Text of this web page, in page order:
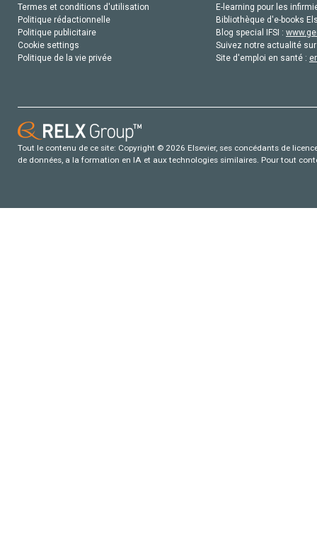
Termes et conditions d'utilisation
Politique rédactionnelle
Politique publicitaire
Cookie settings
Politique de la vie privée
E-learning pour les
Bibliothèque d'e-books
Blog special IFSI :
Suivez notre actualité
Site d'emploi en santé :
Tout le contenu de ce site: Copyright © 2026 Elsevier, ses concédants de
de données, a la formation en IA et aux technologies similaires. Pour tout